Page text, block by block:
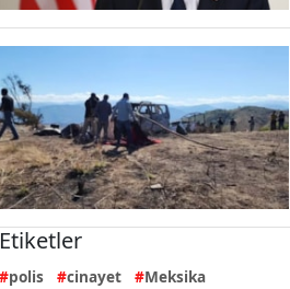
Etiketler
polis cinayet Meksika